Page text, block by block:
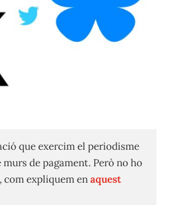
que exercim el periodisme
murs de pagament. Però no ho
com expliquem enaquest